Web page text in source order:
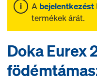
A bejelentkezést
termékek árát.
Doka Eurex